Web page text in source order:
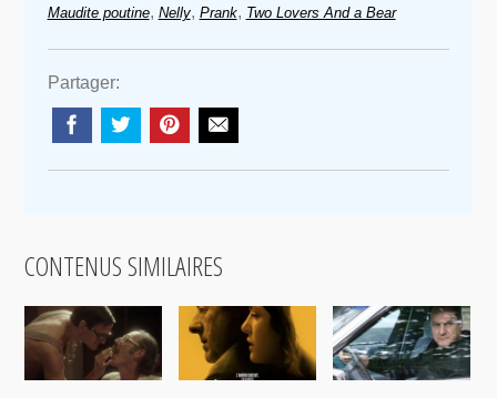
Maudite poutine, Nelly, Prank, Two Lovers And a Bear
Partager:
CONTENUS SIMILAIRES